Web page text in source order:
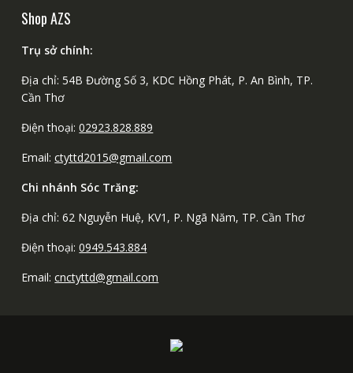
Shop AZS
Trụ sở chính:
Địa chỉ: 54B Đường Số 3, KDC Hồng Phát, P. An Bình, TP.
Cần Thơ
Điện thoại:02923.828.889
Email:ctyttd2015@gmail.com
Chi nhánh Sóc Trăng:
Địa chỉ: 62 Nguyễn Huệ, KV1, P. Ngã Năm, TP. Cần Thơ
Điện thoại:0949.543.884
Email:cnctyttd@gmail.com